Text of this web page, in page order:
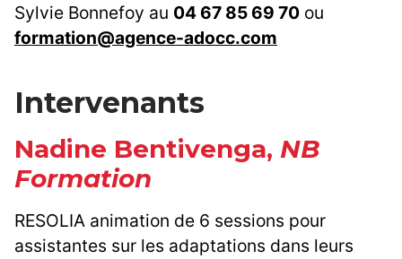
Sylvie Bonnefoy au 04 67 85 69 70 ou
formation@agence-adocc.com
Intervenants
Nadine Bentivenga, NB
Formation
RESOLIA animation de 6 sessions pour
assistantes sur les adaptations dans leurs